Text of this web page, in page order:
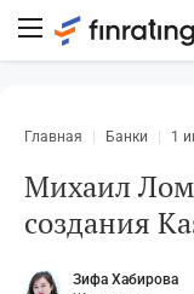
Главная Банки 1
Михаил
создания
Зифа Хабирова